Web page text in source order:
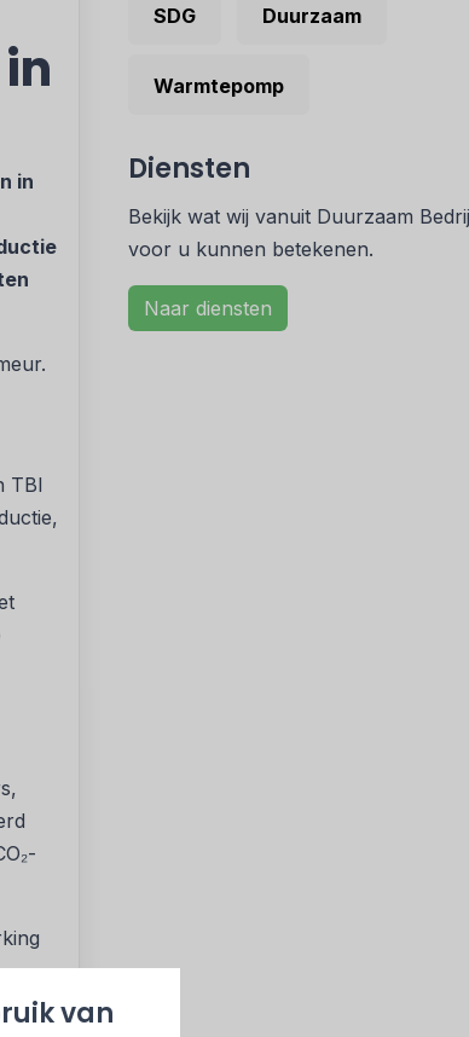
van
in
TBI
SDG Duurzaam
Warmtepomp
Diensten
Bekijk wat wij vanuit Duurzaam
voor u kunnen betekenen.
Naar diensten